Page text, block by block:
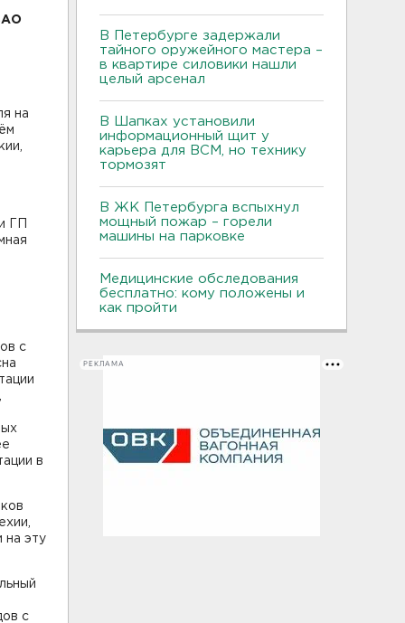
на
ГП
с
в
на эту
с
В Петербурге задержали
тайного оружейного мастера –
в квартире силовики нашли
целый арсенал
В Шапках установили
информационный щит у
карьера для ВСМ, но технику
тормозят
В ЖК Петербурга вспыхнул
мощный пожар – горели
машины на парковке
Медицинские обследования
бесплатно: кому положены и
как пройти
РЕКЛАМА